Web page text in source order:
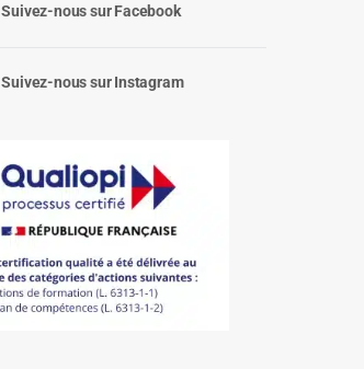
Suivez-nous sur Facebook
Suivez-nous sur Instagram